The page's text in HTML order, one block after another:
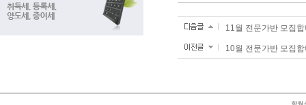
11월 전문가반 모집
10월 전문가반 모집